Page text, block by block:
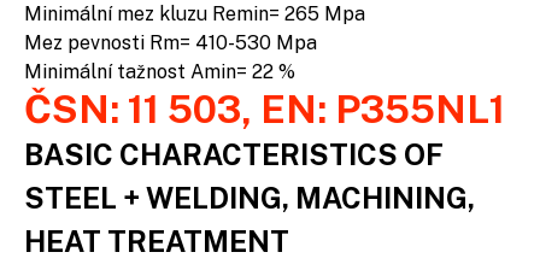
Minimální mez kluzu Remin= 265 Mpa
Mez pevnosti Rm= 410-530 Mpa
Minimální tažnost Amin= 22 %
ČSN: 11 503, EN: P355NL1
BASIC CHARACTERISTICS OF
STEEL + WELDING, MACHINING,
HEAT TREATMENT